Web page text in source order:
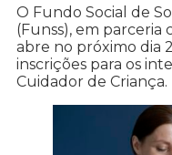
O Fundo Social de
(Funss), em parceria
abre no próximo dia
inscrições para os
Cuidador de Criança.